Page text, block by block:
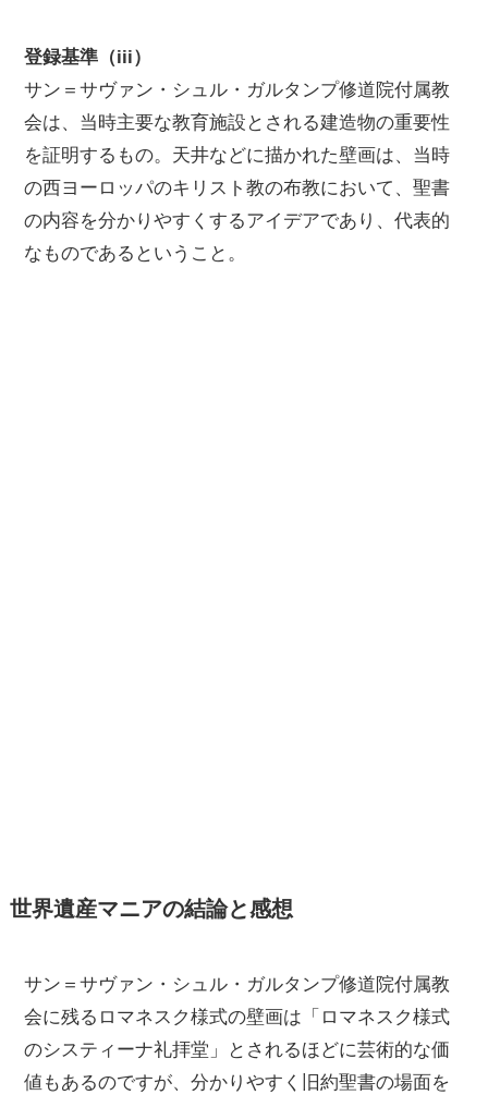
登録基準（iii）
サン＝サヴァン・シュル・ガルタンプ修道院付属教
会は、当時主要な教育施設とされる建造物の重要性
を証明するもの。天井などに描かれた壁画は、当時
の西ヨーロッパのキリスト教の布教において、聖書
の内容を分かりやすくするアイデアであり、代表的
なものであるということ。
世界遺産マニアの結論と感想
サン＝サヴァン・シュル・ガルタンプ修道院付属教
会に残るロマネスク様式の壁画は「ロマネスク様式
のシスティーナ礼拝堂」とされるほどに芸術的な価
値もあるのですが、分かりやすく旧約聖書の場面を